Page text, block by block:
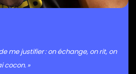
me justifier : on échange, on rit, on
cocon. »